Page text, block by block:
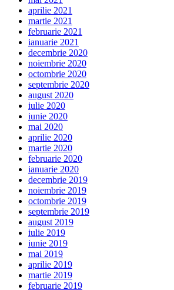
aprilie 2021
martie 2021
februarie 2021
ianuarie 2021
decembrie 2020
noiembrie 2020
octombrie 2020
septembrie 2020
august 2020
iulie 2020
iunie 2020
mai 2020
aprilie 2020
martie 2020
februarie 2020
ianuarie 2020
decembrie 2019
noiembrie 2019
octombrie 2019
septembrie 2019
august 2019
iulie 2019
iunie 2019
mai 2019
aprilie 2019
martie 2019
februarie 2019